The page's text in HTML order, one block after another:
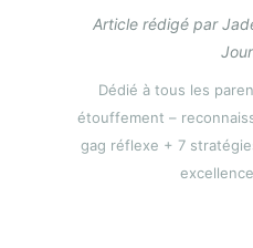
Article rédigé par
Dédié à tous les
étouffement –
gag réflexe + 7